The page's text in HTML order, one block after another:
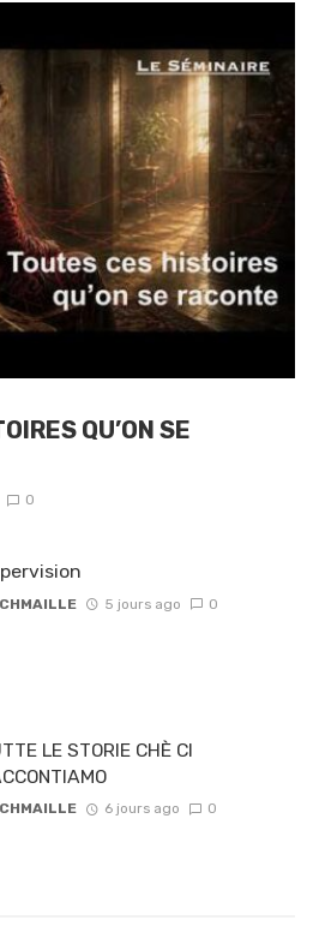
QU’ON SE
0
CHMAILLE 5 jours ago 0
LE STORIE CHÈ CI
CHMAILLE 6 jours ago 0